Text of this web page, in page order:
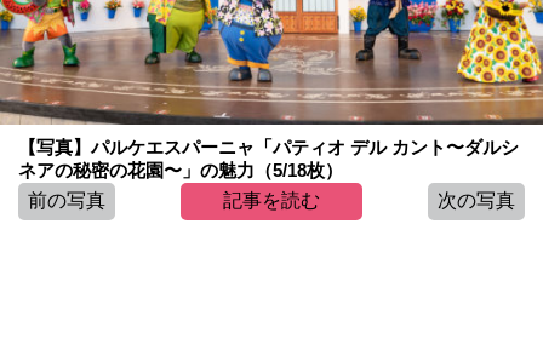
【写真】パルケエスパーニャ「パティオ デル カント〜ダルシ
ネアの秘密の花園〜」の魅力（5/18枚）
前の写真
記事を読む 次の写真